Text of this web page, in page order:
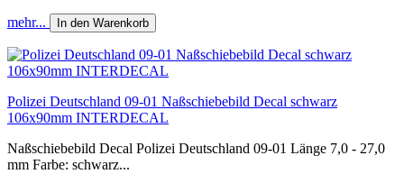
mehr... In den Warenkorb
Polizei Deutschland 09-01 Naßschiebebild Decal schwarz
106x90mm INTERDECAL
Naßschiebebild Decal Polizei Deutschland 09-01 Länge 7,0 - 27,0
mm Farbe: schwarz...